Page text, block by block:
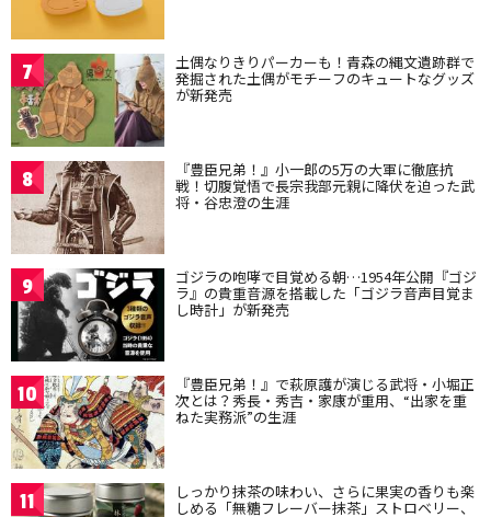
7 土偶なりきりパーカーも！青森の縄文遺跡群で
発掘された土偶がモチーフのキュートなグッズ
が新発売
8 『豊臣兄弟！』小一郎の5万の大軍に徹底抗
戦！切腹覚悟で長宗我部元親に降伏を迫った武
将・谷忠澄の生涯
9 ゴジラの咆哮で目覚める朝…1954年公開『ゴジ
ラ』の貴重音源を搭載した「ゴジラ音声目覚ま
し時計」が新発売
10 『豊臣兄弟！』で萩原護が演じる武将・小堀正
次とは？秀長・秀吉・家康が重用、“出家を重
ねた実務派”の生涯
11 しっかり抹茶の味わい、さらに果実の香りも楽
しめる「無糖フレーバー抹茶」ストロベリー、